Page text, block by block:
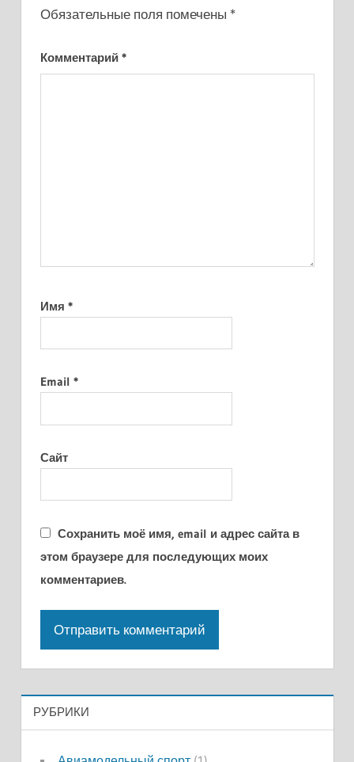
Обязательные поля помечены *
Комментарий *
Имя *
Email *
Сайт
Сохранить моё имя, email и адрес сайта в
этом браузере для последующих моих
комментариев.
РУБРИКИ